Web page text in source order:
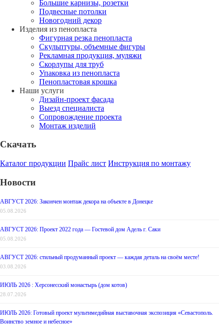
Большие карнизы, розетки
Подвесные потолки
Новогодний декор
Изделия из пенопласта
Фигурная резка пенопласта
Скульптуры, объемные фигуры
Рекламная продукция, муляжи
Скорлупы для труб
Упаковка из пенопласта
Пенопластовая крошка
Наши услуги
Дизайн-проект фасада
Выезд специалиста
Сопровождение проекта
Монтаж изделий
Скачать
Каталог продукции Прайс лист Инструкция по монтажу
Новости
АВГУСТ 2026: Закончен монтаж декора на объекте в Донецке
05.08.2026
АВГУСТ 2026: Проект 2022 года — Гостевой дом Адель г. Саки
05.08.2026
АВГУСТ 2026: стильный продуманный проект — каждая деталь на своём месте!
03.08.2026
ИЮЛЬ 2026 : Херсонесский монастырь (дом котов)
28.07.2026
ИЮЛЬ 2026: Готовый проект мультимедийная выставочная экспозиция «Севастополь.
Воинство земное и небесное»